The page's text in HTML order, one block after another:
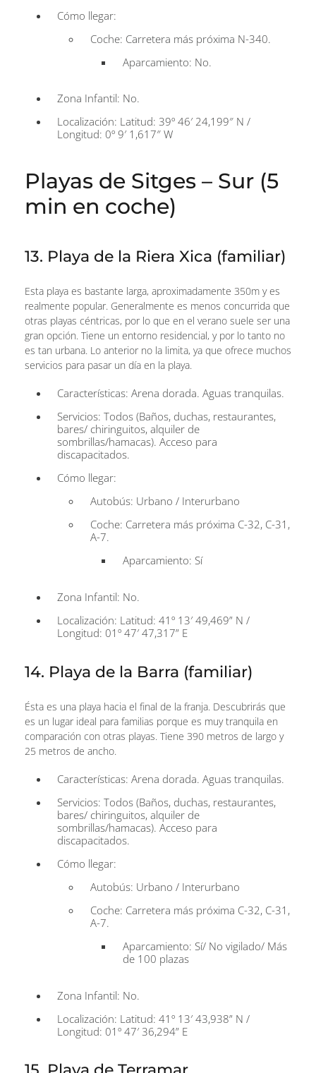
Cómo llegar:
Coche: Carretera más próxima N-340.
Aparcamiento: No.
Zona Infantil: No.
Localización: Latitud: 39º 46′ 24,199″ N /
Longitud: 0º 9′ 1,617″ W
Playas de Sitges – Sur (5
min en coche)
13. Playa de la Riera Xica (familiar)
Esta playa es bastante larga, aproximadamente 350m y es
realmente popular. Generalmente es menos concurrida que
otras playas céntricas, por lo que en el verano suele ser una
gran opción. Tiene un entorno residencial, y por lo tanto no
es tan urbana. Lo anterior no la limita, ya que ofrece muchos
servicios para pasar un día en la playa.
Características: Arena dorada. Aguas tranquilas.
Servicios: Todos (Baños, duchas, restaurantes,
bares/ chiringuitos, alquiler de
sombrillas/hamacas). Acceso para
discapacitados.
Cómo llegar:
Autobús: Urbano / Interurbano
Coche: Carretera más próxima C-32, C-31,
A-7.
Aparcamiento: Sí
Zona Infantil: No.
Localización: Latitud: 41º 13′ 49,469” N /
Longitud: 01º 47′ 47,317” E
14. Playa de la Barra (familiar)
Ésta es una playa hacia el final de la franja. Descubrirás que
es un lugar ideal para familias porque es muy tranquila en
comparación con otras playas. Tiene 390 metros de largo y
25 metros de ancho.
Características: Arena dorada. Aguas tranquilas.
Servicios: Todos (Baños, duchas, restaurantes,
bares/ chiringuitos, alquiler de
sombrillas/hamacas). Acceso para
discapacitados.
Cómo llegar:
Autobús: Urbano / Interurbano
Coche: Carretera más próxima C-32, C-31,
A-7.
Aparcamiento: Sí/ No vigilado/ Más
de 100 plazas
Zona Infantil: No.
Localización: Latitud: 41º 13′ 43,938” N /
Longitud: 01º 47′ 36,294” E